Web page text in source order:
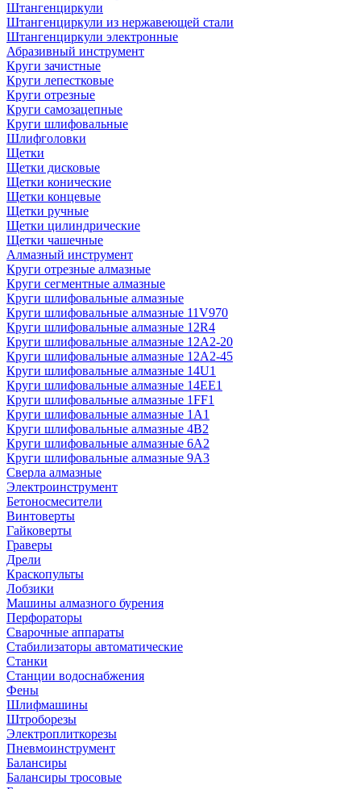
Штангенциркули
Штангенциркули из нержавеющей стали
Штангенциркули электронные
Абразивный инструмент
Круги зачистные
Круги лепестковые
Круги отрезные
Круги самозацепные
Круги шлифовальные
Шлифголовки
Щетки
Щетки дисковые
Щетки конические
Щетки концевые
Щетки ручные
Щетки цилиндрические
Щетки чашечные
Алмазный инструмент
Круги отрезные алмазные
Круги сегментные алмазные
Круги шлифовальные алмазные
Круги шлифовальные алмазные 11V970
Круги шлифовальные алмазные 12R4
Круги шлифовальные алмазные 12А2-20
Круги шлифовальные алмазные 12А2-45
Круги шлифовальные алмазные 14U1
Круги шлифовальные алмазные 14ЕЕ1
Круги шлифовальные алмазные 1FF1
Круги шлифовальные алмазные 1А1
Круги шлифовальные алмазные 4В2
Круги шлифовальные алмазные 6A2
Круги шлифовальные алмазные 9А3
Сверла алмазные
Электроинструмент
Бетоносмесители
Винтоверты
Гайковерты
Граверы
Дрели
Краскопульты
Лобзики
Машины алмазного бурения
Перфораторы
Сварочные аппараты
Стабилизаторы автоматические
Станки
Станции водоснабжения
Фены
Шлифмашины
Штроборезы
Электроплиткорезы
Пневмоинструмент
Балансиры
Балансиры тросовые